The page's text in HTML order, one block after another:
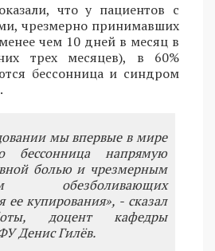
что у пациентов с
чрезмерно принимавших
чем 10 дней в месяц в
трех месяцев), в 60%
бессонница и синдром
мы впервые в мире
бессонница напрямую
болью и чрезмерным
обезболивающих
ее купирования», - сказал
доцент кафедры
Денис Гилёв.